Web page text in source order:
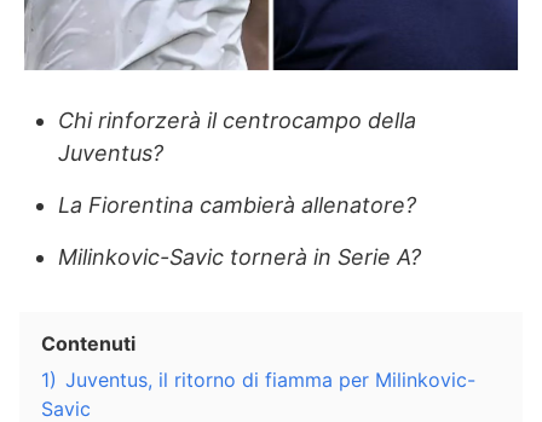
Chi rinforzerà il centrocampo della
Juventus?
La Fiorentina cambierà allenatore?
Milinkovic-Savic tornerà in Serie A?
Contenuti
1) Juventus, il ritorno di fiamma per Milinkovic-
Savic